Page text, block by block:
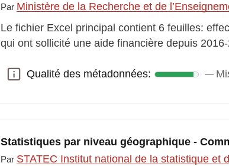
Par Ministère de la Recherche et de
Le fichier Excel principal contient 6 feuilles:
qui ont sollicité une aide financière depuis
Qualité des métadonnées:
Qualité des métadonnées:
Statistiques par niveau géographique -
Par STATEC Institut national de la statistique et